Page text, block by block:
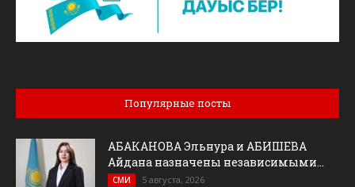
Популярные посты
АБАКАНОВА Эльнура и АБИШЕВА
Айдана назначены независимыми...
СМИ 5 августа, 2026